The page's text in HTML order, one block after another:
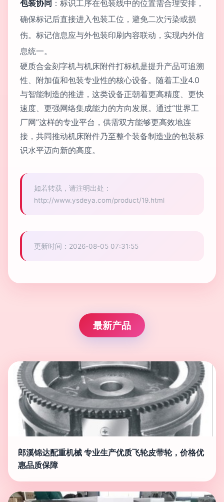
包装协同 ：标识工序在包装线中的位置需合理安排，
确保标记后直接进入包装工位，避免二次污染或损
伤。标记信息应与外包装印刷内容联动，实现内外信
息统一。
硬质合金刻字机与机床附件打标机是提升产品可追溯
性、附加值和包装专业性的核心设备。随着工业4.0
与智能制造的推进，这类设备正朝着更高精度、更快
速度、更强网络集成能力的方向发展。通过“世界工
厂网”这样的专业平台，供需双方能够更高效地连
接，共同推动机床附件乃至整个装备制造业的包装标
识水平迈向新的高度。
如若转载，请注明出处：
http://www.ysdeya.com/product/19.html
更新时间：2026-08-05 07:31:55
最新产品
郎溪锦达配重机械 专业生产优质飞轮皮带轮，价格优
惠品质保障